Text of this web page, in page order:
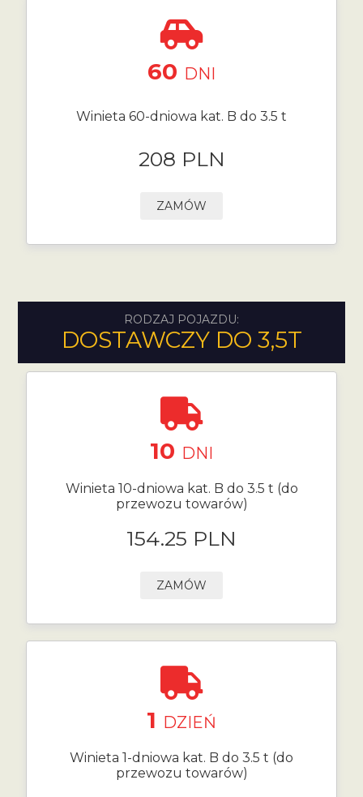
60 DNI
Winieta 60-dniowa kat. B do 3.5 t
208 PLN
ZAMÓW
RODZAJ POJAZDU:
DOSTAWCZY DO 3,5T
10 DNI
Winieta 10-dniowa kat. B do 3.5 t (do
przewozu towarów)
154.25 PLN
ZAMÓW
1 DZIEŃ
Winieta 1-dniowa kat. B do 3.5 t (do
przewozu towarów)